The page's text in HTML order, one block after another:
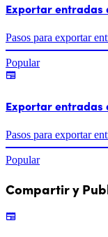
Exportar entradas
Pasos para exportar
Popular
Exportar entradas
Pasos para exportar
Popular
Compartir y